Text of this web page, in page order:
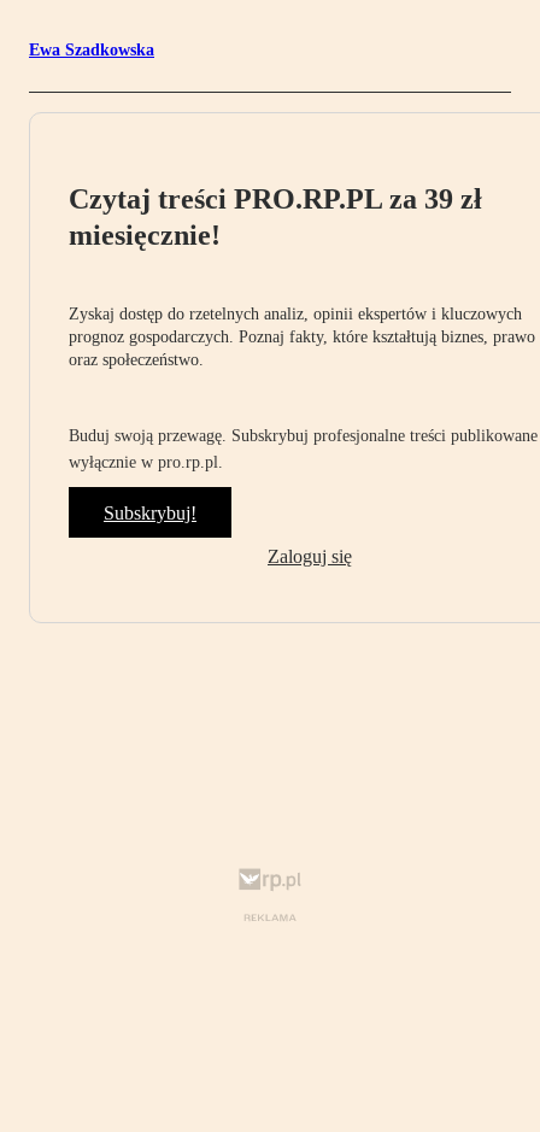
Ewa Szadkowska
Czytaj treści PRO.RP.PL za 39 zł
miesięcznie!
Zyskaj dostęp do rzetelnych analiz, opinii ekspertów i kluczowych
prognoz gospodarczych. Poznaj fakty, które kształtują biznes, prawo
oraz społeczeństwo.
Buduj swoją przewagę. Subskrybuj profesjonalne treści publikowane
wyłącznie w pro.rp.pl.
Subskrybuj!
Zaloguj się